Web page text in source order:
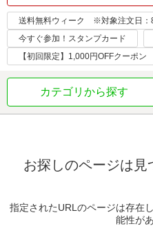
送料無料ウィーク ※対象注文日：
今すぐ参加！スタンプカード
【初回限定】1,000円OFFクーポン
カテゴリから探す
お探しのページは見
指定されたURLのページは存在
能性が